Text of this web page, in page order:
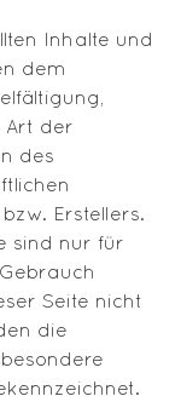
Inhalte und
dem
Art der
des
Erstellers.
sind nur für
Seite nicht
die